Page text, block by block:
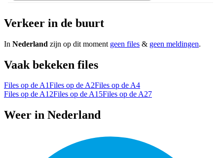
Verkeer in de buurt
In Nederland zijn op dit moment geen files & geen meldingen.
Vaak bekeken files
Files op de A1Files op de A2Files op de A4
Files op de A12Files op de A15Files op de A27
Weer in Nederland